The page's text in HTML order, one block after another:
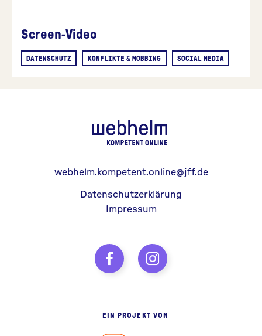
Screen-Video
DATENSCHUTZ KONFLIKTE & MOBBING SOCIAL MEDIA
webhelm.kompetent.online@jff.de
Datenschutzerklärung
Impressum
EIN PROJEKT VON